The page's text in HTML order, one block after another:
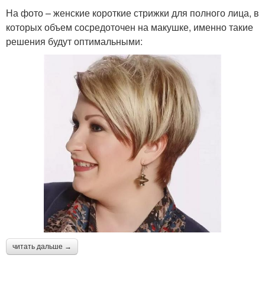
На фото – женские короткие стрижки для полного лица, в
которых объем сосредоточен на макушке, именно такие
решения будут оптимальными:
читать дальше →